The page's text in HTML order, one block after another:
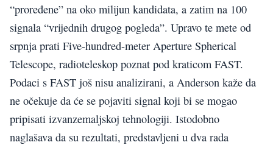
“proređene” na oko milijun kandidata, a zatim na 100
signala “vrijednih drugog pogleda”. Upravo te mete od
srpnja prati Five-hundred-meter Aperture Spherical
Telescope, radioteleskop poznat pod kraticom FAST.
Podaci s FAST još nisu analizirani, a Anderson kaže da
ne očekuje da će se pojaviti signal koji bi se mogao
pripisati izvanzemaljskoj tehnologiji. Istodobno
naglašava da su rezultati, predstavljeni u dva rada